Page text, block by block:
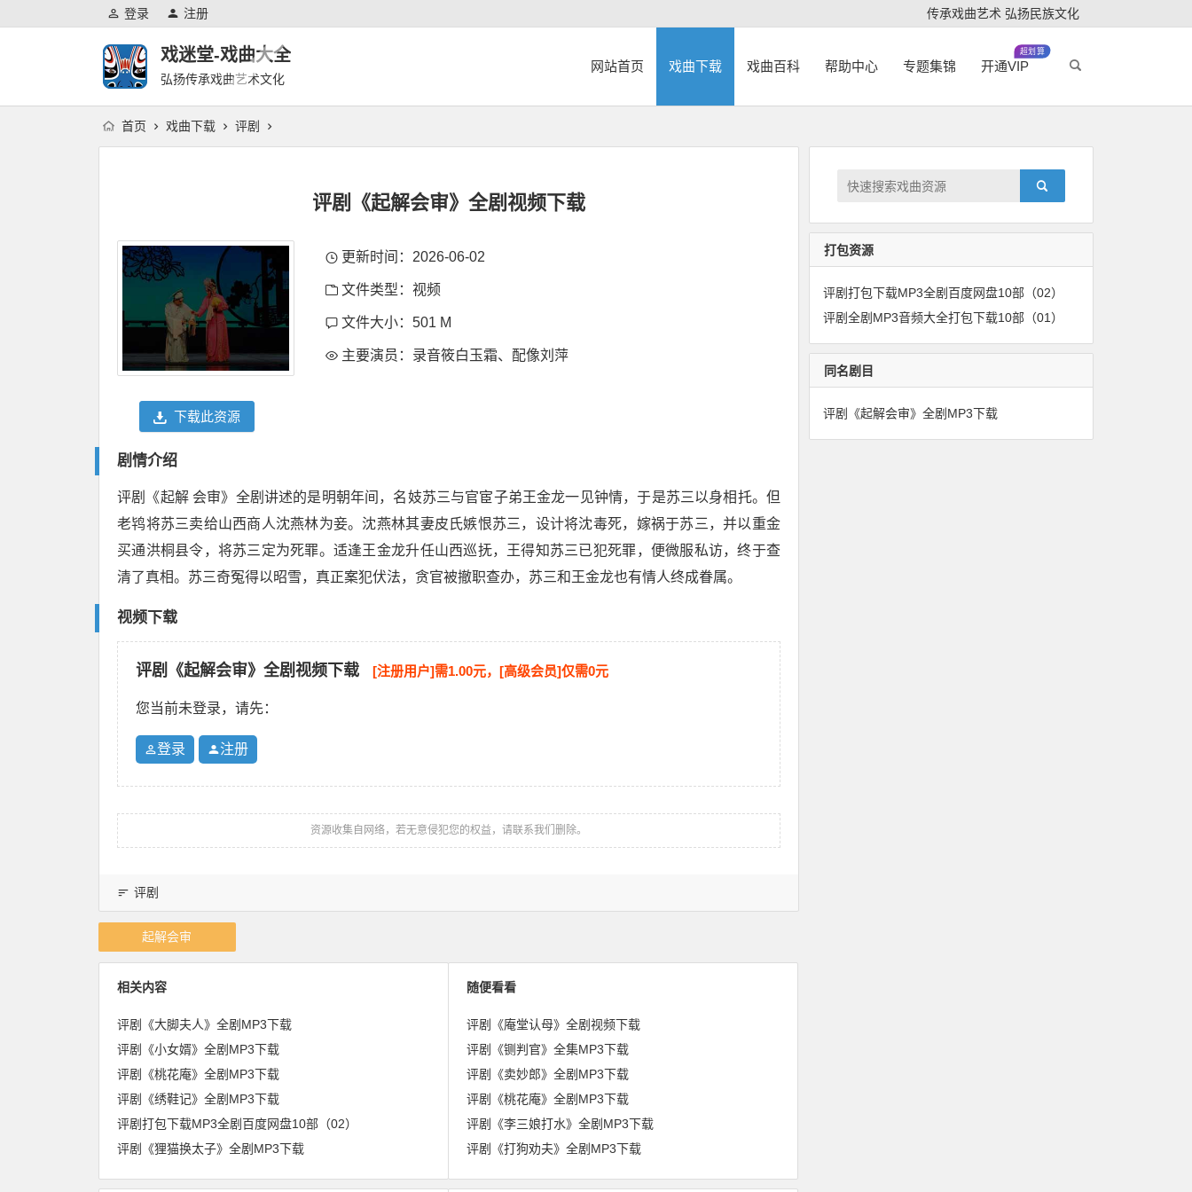
登录 注册 传承戏曲艺术 弘扬民族文化
戏迷堂-戏曲大全
弘扬传承戏曲艺术文化
网站首页 戏曲下载 戏曲百科 帮助中心 专题集锦 开通VIP
超划算
首页 戏曲下载 评剧
评剧《起解会审》全剧视频下载
更新时间：2026-06-02
文件类型：视频
文件大小：501 M
主要演员：录音筱白玉霜、配像刘萍
下载此资源
剧情介绍
评剧《起解 会审》全剧讲述的是明朝年间，名妓苏三与官宦子弟王金龙一见钟情，于是苏三以身相托。但
老鸨将苏三卖给山西商人沈燕林为妾。沈燕林其妻皮氏嫉恨苏三，设计将沈毒死，嫁祸于苏三，并以重金
买通洪桐县令，将苏三定为死罪。适逢王金龙升任山西巡抚，王得知苏三已犯死罪，便微服私访，终于查
清了真相。苏三奇冤得以昭雪，真正案犯伏法，贪官被撤职查办，苏三和王金龙也有情人终成眷属。
视频下载
评剧《起解会审》全剧视频下载 [注册用户]需1.00元，[高级会员]仅需0元
您当前未登录，请先：
登录 注册
资源收集自网络，若无意侵犯您的权益，请联系我们删除。
评剧
起解会审
相关内容
评剧《大脚夫人》全剧MP3下载
评剧《小女婿》全剧MP3下载
评剧《桃花庵》全剧MP3下载
评剧《绣鞋记》全剧MP3下载
评剧打包下载MP3全剧百度网盘10部（02）
评剧《狸猫换太子》全剧MP3下载
随便看看
评剧《庵堂认母》全剧视频下载
评剧《铡判官》全集MP3下载
评剧《卖妙郎》全剧MP3下载
评剧《桃花庵》全剧MP3下载
评剧《李三娘打水》全剧MP3下载
评剧《打狗劝夫》全剧MP3下载
打包资源
评剧打包下载MP3全剧百度网盘10部（02）
评剧全剧MP3音频大全打包下载10部（01）
同名剧目
评剧《起解会审》全剧MP3下载